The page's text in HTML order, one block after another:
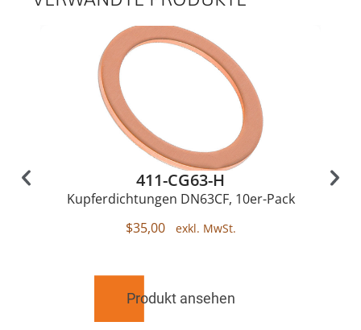
411-CG63-H
Kupferdichtungen DN63CF, 10er-Pack
$35,00
Produkt ansehen